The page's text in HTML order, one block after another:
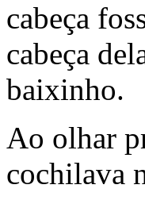
cabeça
cabeça
baixinho.
Ao olhar
cochilava